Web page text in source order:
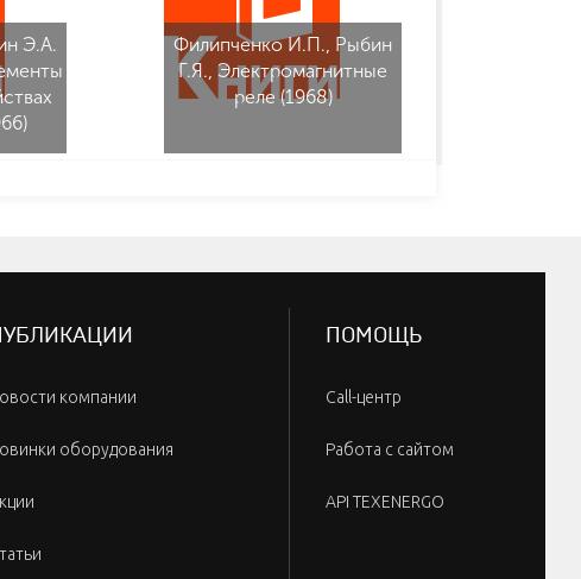
Э.А.
Филипченко И.П., Рыбин
Г.Я., Электромагнитные
реле (1968)
ПУБЛИКАЦИИ
компании
оборудования
ПОМОЩЬ
Call-центр
Работа с сайтом
API TEXENERGO